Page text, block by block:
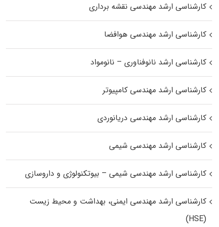
کارشناسی ارشد مهندسی نقشه برداری
کارشناسی ارشد مهندسی هوافضا
کارشناسی ارشد نانوفناوری – نانومواد
کارشناسی ارشد مهندسی کامپیوتر
کارشناسی ارشد مهندسی دریانوردی
کارشناسی ارشد مهندسی شیمی
کارشناسی ارشد مهندسی شیمی – بیوتکنولوژی و داروسازی
کارشناسی ارشد مهندسی ایمنی، بهداشت و محیط زیست
(HSE)